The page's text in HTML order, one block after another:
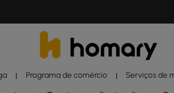
| Programa de comércio | Serviços de